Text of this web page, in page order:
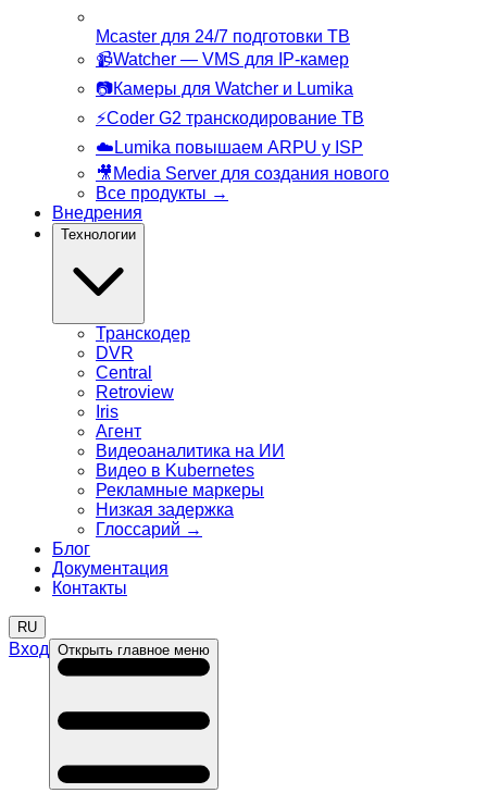
Mcaster для 24/7 подготовки ТВ
📹Watcher — VMS для IP-камер
📷Камеры для Watcher и Lumika
⚡Coder G2 транскодирование ТВ
☁️ Lumika повышаем ARPU у ISP
🎥 Media Server для создания нового
Все продукты →
Внедрения
Технологии
Транскодер
DVR
Central
Retroview
Iris
Агент
Видеоаналитика на ИИ
Видео в Kubernetes
Рекламные маркеры
Низкая задержка
Глоссарий →
Блог
Документация
Контакты
RU
Вход Открыть главное меню